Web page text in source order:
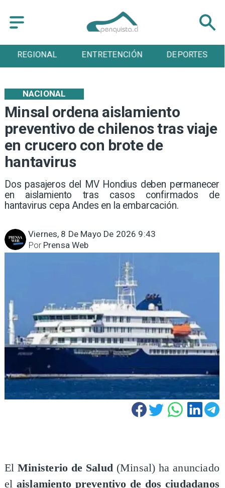
REGIONAL ENTRETENCIÓN DEPORTES
Minsal ordena aislamiento
preventivo de chilenos tras viaje
en crucero con brote de
hantavirus
Dos pasajeros del MV Hondius deben permanecer
en aislamiento tras casos confirmados de
hantavirus cepa Andes en la embarcación.
NACIONAL
Viernes, 8 De Mayo De 2026 9:43
Prensa Web
Por
ElMinisterio de Salud (Minsal) ha anunciado
el aislamiento preventivo de dos ciudadanos